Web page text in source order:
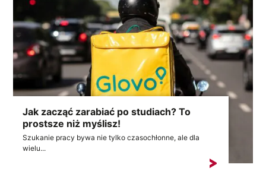
Jak zacząć zarabiać po studiach? To
prostsze niż myślisz!
Szukanie pracy bywa nie tylko czasochłonne, ale dla
wielu...